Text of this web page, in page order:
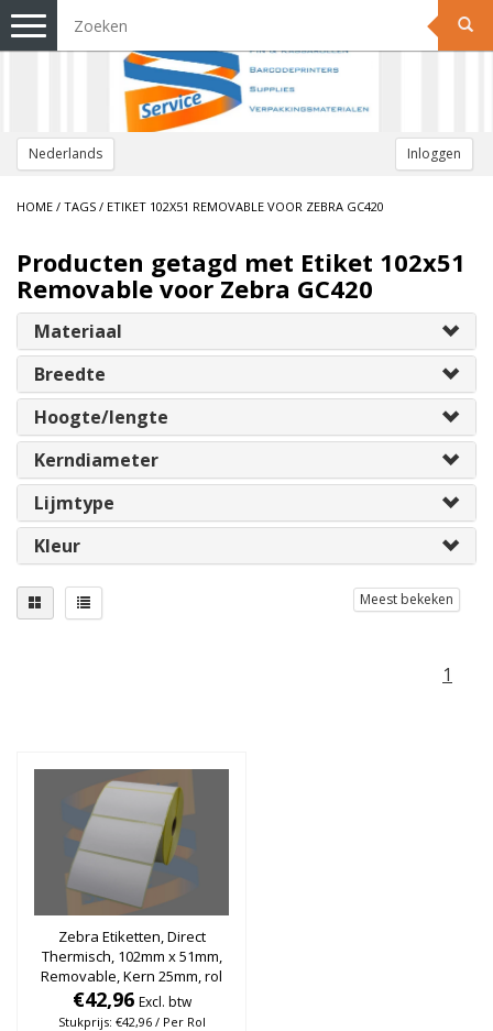
Nederlands Inloggen
Toggle
navigation
HOME / TAGS / ETIKET 102X51 REMOVABLE VOOR ZEBRA GC420
Producten getagd met Etiket 102x51
Removable voor Zebra GC420
Materiaal
Breedte
Hoogte/lengte
Kerndiameter
Lijmtype
Kleur
Meest bekeken
1
Zebra Etiketten, Direct
Thermisch, 102mm x 51mm,
Removable, Kern 25mm, rol
à 1.370 stuks
€42,96 Excl. btw
Stukprijs: €42,96 / Per Rol